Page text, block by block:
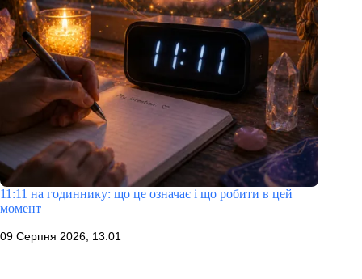
11:11 на годиннику: що це означає і що робити в цей
момент
09 Серпня 2026, 13:01